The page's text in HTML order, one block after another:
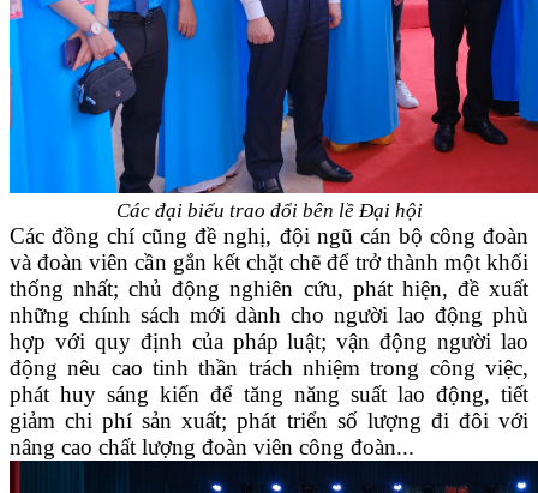
Các đại biểu trao đổi bên lề Đại hội
Các đồng chí cũng đề nghị, đội ngũ cán bộ công đoàn
và đoàn viên cần gắn kết chặt chẽ để trở thành một khối
thống nhất; chủ động nghiên cứu, phát hiện, đề xuất
những chính sách mới dành cho người lao động phù
hợp với quy định của pháp luật; vận động người lao
động nêu cao tinh thần trách nhiệm trong công việc,
phát huy sáng kiến để tăng năng suất lao động, tiết
giảm chi phí sản xuất; phát triển số lượng đi đôi với
nâng cao chất lượng đoàn viên công đoàn...